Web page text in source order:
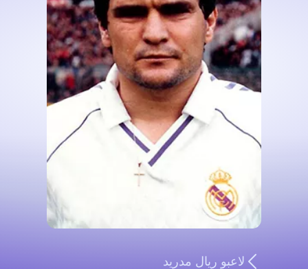
لاعبو ريال مدريد